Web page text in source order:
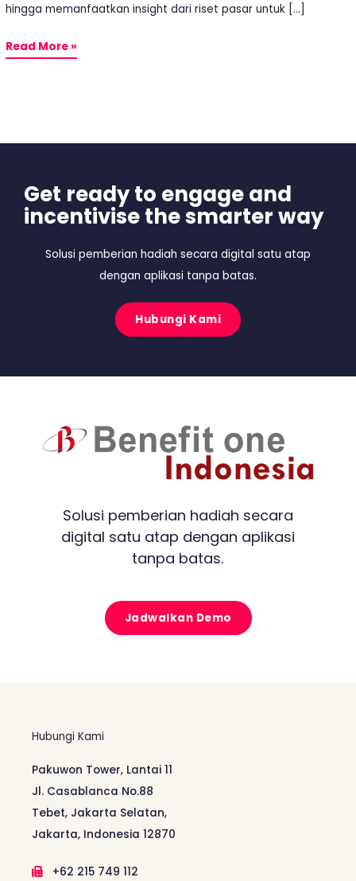
hingga memanfaatkan insight dari riset pasar untuk […]
Read More »
Get ready to engage and
incentivise the smarter way
Solusi pemberian hadiah secara digital satu atap
dengan aplikasi tanpa batas.
Hubungi Kami
Solusi pemberian hadiah secara
digital satu atap dengan aplikasi
tanpa batas.
Jadwalkan Demo
Hubungi Kami
Pakuwon Tower, Lantai 11
Jl. Casablanca No.88
Tebet, Jakarta Selatan,
Jakarta, Indonesia 12870
+62 215 749 112